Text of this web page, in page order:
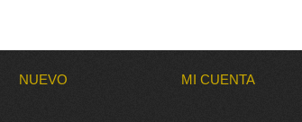
NUEVO MI CUENTA